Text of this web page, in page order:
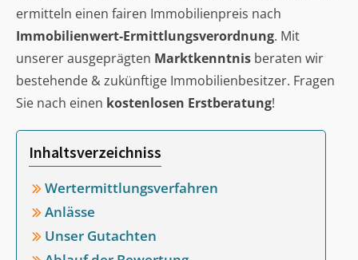
ermitteln einen fairen Immobilienpreis nach
Immobilienwert-Ermittlungsverordnung. Mit
unserer ausgeprägten Marktkenntnis beraten wir
bestehende & zukünftige Immobilienbesitzer. Fragen
Sie nach einen kostenlosen Erstberatung!
Inhaltsverzeichniss
Wertermittlungsverfahren
Anlässe
Unser Gutachten